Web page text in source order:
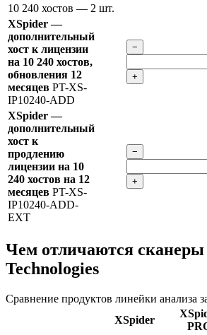
10 240 хостов — 2 шт.
XSpider —
дополнительный
хост к лицензии
на 10 240 хостов,
обновления 12
месяцев PT-XS-
IP10240-ADD
−
+
XSpider —
дополнительный
хост к
продлению
лицензии на 10
240 хостов на 12
месяцев PT-XS-
IP10240-ADD-
EXT
−
+
Чем отличаются сканеры
Technologies
Сравнение продуктов линейки анализа
XSpider